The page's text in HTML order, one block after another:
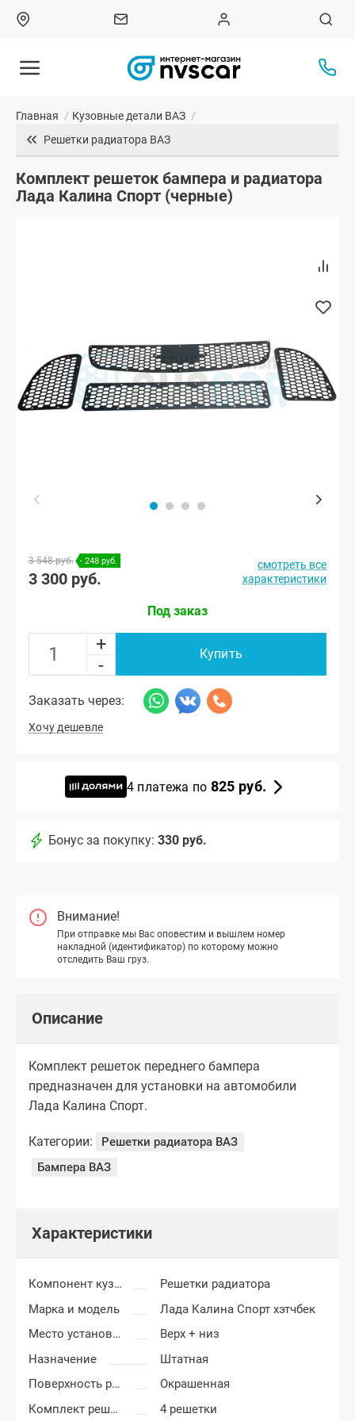
Главная / Кузовные детали ВАЗ /
Решетки радиатора ВАЗ
Комплект решеток бампера и радиатора
Лада Калина Спорт (черные)
3 548 руб. - 248 руб.
3 300 руб.
смотреть все
характеристики
Под заказ
+
-
Купить
Заказать через:
Хочу дешевле
4 платежа по 825 руб.
Бонус за покупку: 330 руб.
Внимание!
При отправке мы Вас оповестим и вышлем номер
накладной (идентификатор) по которому можно
отследить Ваш груз.
Описание
Комплект решеток переднего бампера
предназначен для установки на автомобили
Лада Калина Спорт.
Категории:
Решетки радиатора ВАЗ
Бампера ВАЗ
Характеристики
Компонент кузова
Решетки радиатора
Марка и модель
Лада Калина Спорт хэтчбек
Место установки
Верх + низ
Назначение
Штатная
Поверхность решетки
Окрашенная
Комплект решетки
4 решетки